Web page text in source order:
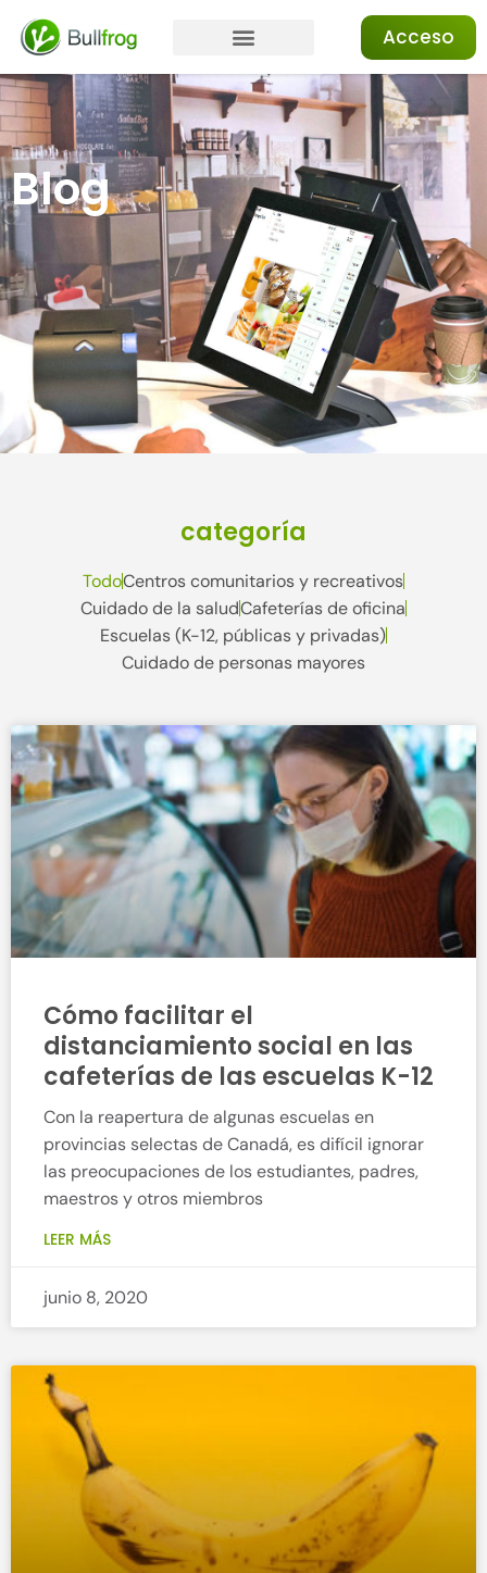
Acceso
Blog
categoría
TodoCentros comunitarios y recreativos
Cuidado de la saludCafeterías de oficina
Escuelas (K-12, públicas y privadas)
Cuidado de personas mayores
Cómo facilitar el
distanciamiento social en las
cafeterías de las escuelas K-12
Con la reapertura de algunas escuelas en
provincias selectas de Canadá, es difícil ignorar
las preocupaciones de los estudiantes, padres,
maestros y otros miembros
LEER MÁS
junio 8, 2020